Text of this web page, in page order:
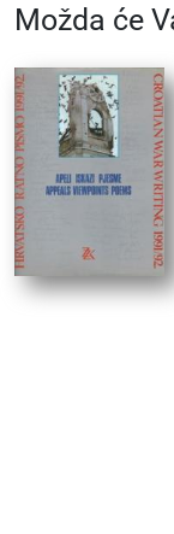
Možda će